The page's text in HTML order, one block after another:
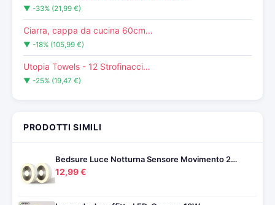
▼ -33% (21,99 €)
Ciarra, cappa da cucina 60cm…
▼ -18% (105,99 €)
Utopia Towels - 12 Strofinacci…
▼ -25% (19,47 €)
PRODOTTI SIMILI
Bedsure Luce Notturna Sensore Movimento 2…
12,99 €